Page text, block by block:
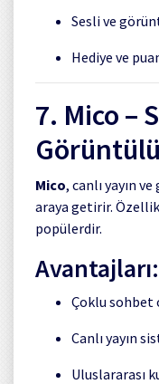
Sesli ve
Hediye ve
7. Mico –
Mico, canlı yayın
araya getirir.
popülerdir.
Avantajları:
Çoklu sohbet
Canlı yayın
Uluslararası